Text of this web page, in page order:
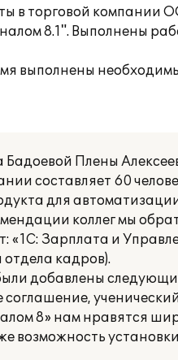
в торговой
8.1". Выполнены
выполнены
Плены
составляет 60
для
коллег мы
Зарплата и
кадров).
добавлены
8» нам нравятся
возможность